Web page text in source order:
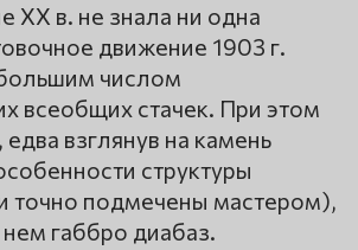
XX в. не знала ни одна
движение 1903 г.
числом
всеобщих стачек. При этом
взглянув на камень
структуры
точно подмечены мастером),
нем габбро диабаз.